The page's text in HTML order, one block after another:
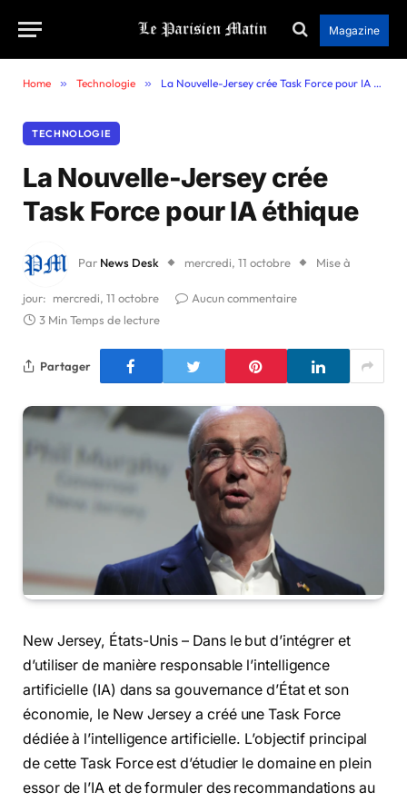
Magazine
Home » Technologie » La Nouvelle-Jersey crée Task Force pour IA éthique
TECHNOLOGIE
La Nouvelle-Jersey crée
Task Force pour IA éthique
Par News Desk mercredi, 11 octobre Mise à
jour: mercredi, 11 octobre
Aucun commentaire
3 Min Temps de lecture
Partager
New Jersey, États-Unis – Dans le but d’intégrer et
d’utiliser de manière responsable l’intelligence
artificielle (IA) dans sa gouvernance d’État et son
économie, le New Jersey a créé une Task Force
dédiée à l’intelligence artificielle. L’objectif principal
de cette Task Force est d’étudier le domaine en plein
essor de l’IA et de formuler des recommandations au